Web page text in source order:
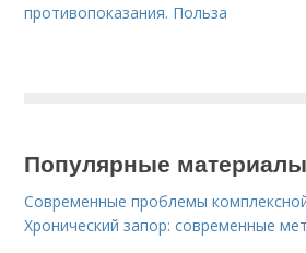
противопоказания. Польза
Популярные материалы
Современные проблемы
Хронический запор: современные